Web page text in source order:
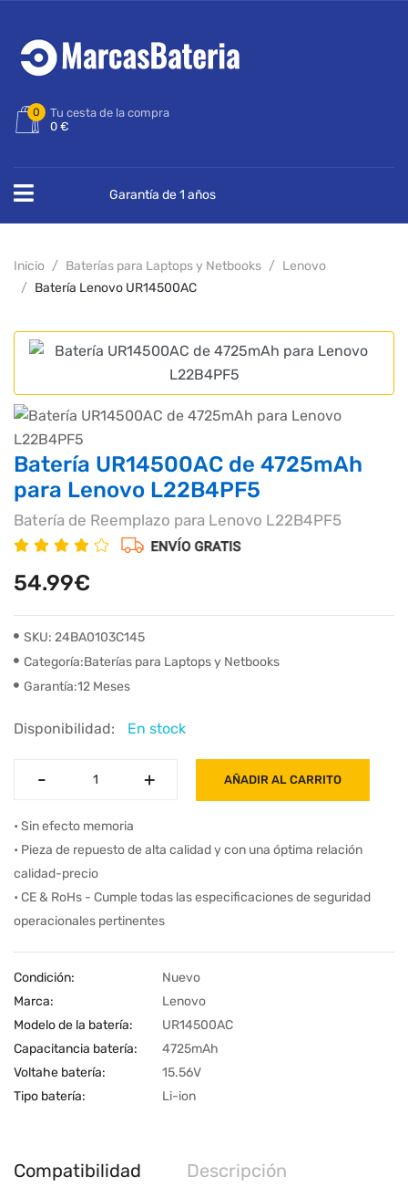
0
Tu cesta de la compra
0 €
Garantía de 1 años
Inicio Baterías para Laptops y Netbooks
Lenovo
Batería Lenovo UR14500AC
Batería UR14500AC de 4725mAh
para Lenovo L22B4PF5
Batería de Reemplazo para Lenovo L22B4PF5
54.99€
SKU: 24BA0103C145
Categoría:Baterías para Laptops y Netbooks
Garantía:12 Meses
Disponibilidad: En stock
- +
- + AÑADIR AL CARRITO
• Sin efecto memoria
• Pieza de repuesto de alta calidad y con una óptima relación
calidad-precio
• CE & RoHs - Cumple todas las especificaciones de seguridad
operacionales pertinentes
Condición:
Nuevo
Marca:
Lenovo
Modelo de la batería:
UR14500AC
Capacitancia batería:
4725mAh
Voltahe batería:
15.56V
Tipo batería:
Li-ion
Compatibilidad Descripción